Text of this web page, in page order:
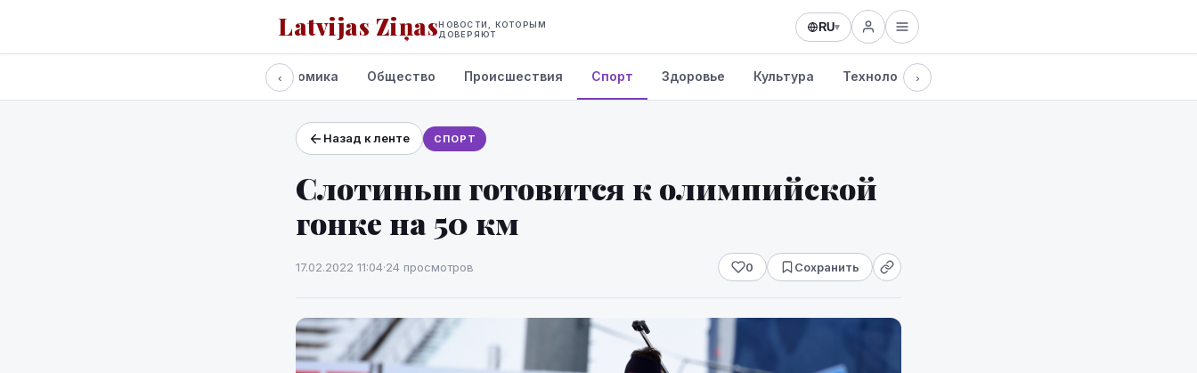
Latvijas ZiņasНОВОСТИ, КОТОРЫМ
ДОВЕРЯЮТ
RU▾
Проекты и сервисы
‹
Экономика Общество Происшествия Спорт Здоровье Культура Технологии›
Назад к ленте СПОРТ
Слотиньш готовится к олимпийской
гонке на 50 км
17.02.2022 11:04·24 просмотров 0 Сохранить